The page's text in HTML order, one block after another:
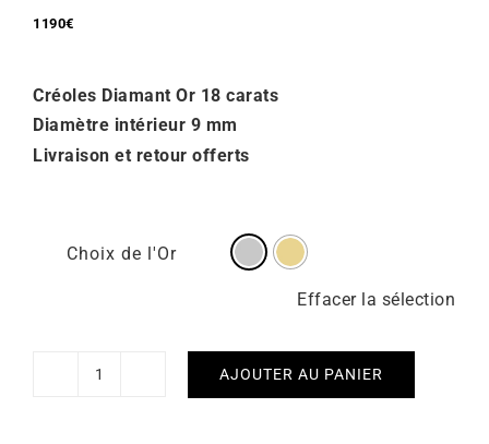
1190€
Créoles Diamant Or 18 carats
Diamètre intérieur 9 mm
Livraison et retour offerts
Choix de l'Or
Effacer la sélection
quantité
AJOUTER AU PANIER